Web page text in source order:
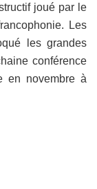
joué par le
Les
les grandes
conférence
en novembre à